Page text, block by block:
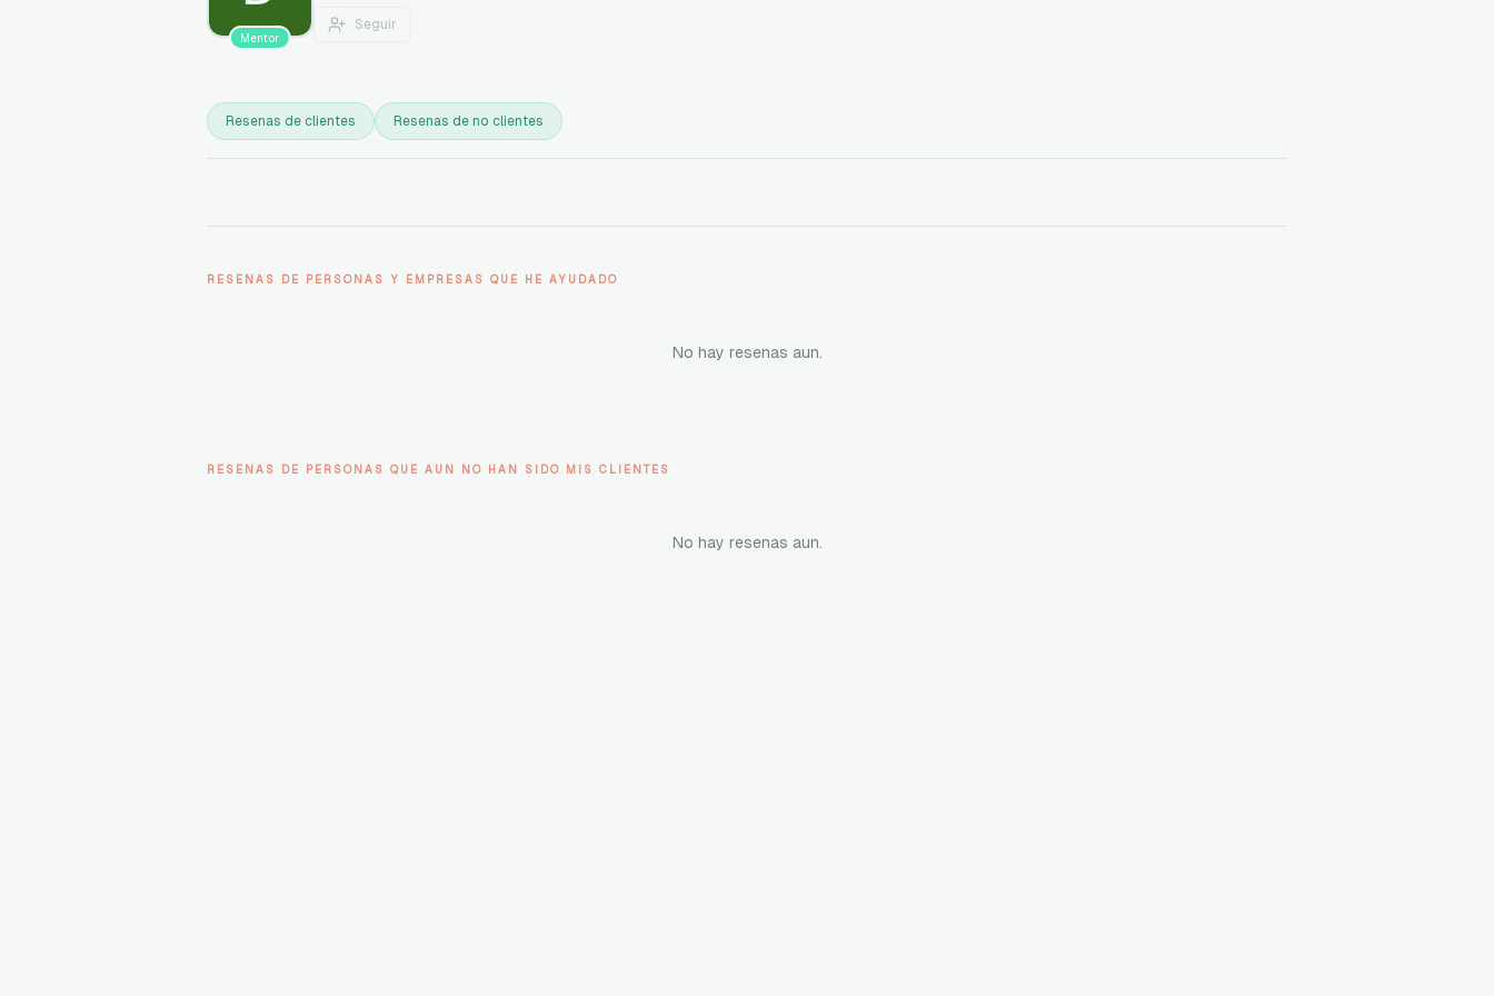
Mentor
Seguir
Resenas de clientes Resenas de no clientes
RESENAS DE PERSONAS Y EMPRESAS QUE HE AYUDADO
No hay resenas aun.
RESENAS DE PERSONAS QUE AUN NO HAN SIDO MIS CLIENTES
No hay resenas aun.